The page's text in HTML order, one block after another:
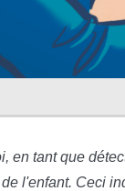
en tant que
l'enfant. Ceci